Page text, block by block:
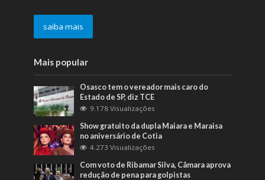
saiba mais
Mais popular
Osasco tem o vereador mais caro do
Estado de SP, diz TCE
9.178 Visualizações
Show gratuito da dupla Maiara e Maraisa
no aniversário de Cotia
4.273 Visualizações
Com voto de Ribamar Silva, Câmara aprova
redução de pena para golpistas